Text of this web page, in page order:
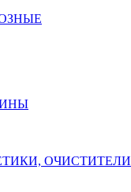
ОЧИСТИТЕЛИ